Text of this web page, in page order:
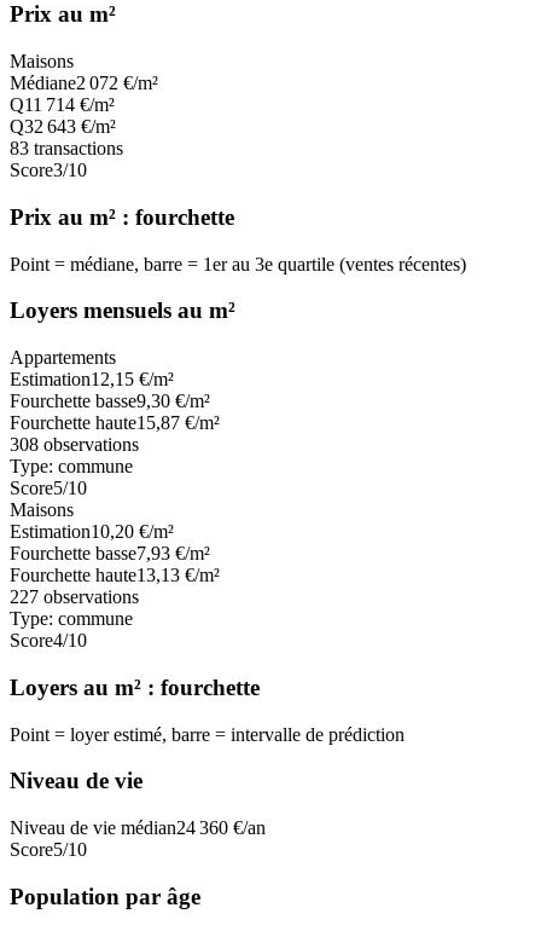
Prix au m²
Maisons
Médiane2 072 €/m²
Q11 714 €/m²
Q32 643 €/m²
83 transactions
Score3/10
Prix au m² : fourchette
Point = médiane, barre = 1er au 3e quartile (ventes récentes)
Loyers mensuels au m²
Appartements
Estimation12,15 €/m²
Fourchette basse9,30 €/m²
Fourchette haute15,87 €/m²
308 observations
Type: commune
Score5/10
Maisons
Estimation10,20 €/m²
Fourchette basse7,93 €/m²
Fourchette haute13,13 €/m²
227 observations
Type: commune
Score4/10
Loyers au m² : fourchette
Point = loyer estimé, barre = intervalle de prédiction
Niveau de vie
Niveau de vie médian24 360 €/an
Score5/10
Population par âge